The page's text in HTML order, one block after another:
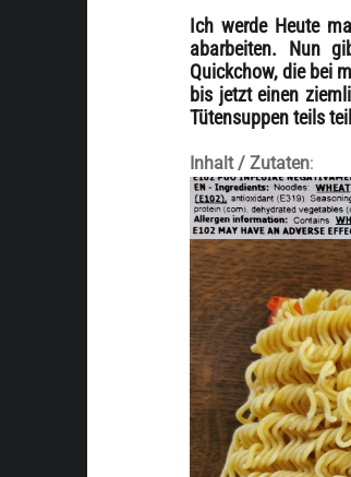
Ich werde Heute
abarbeiten. Nun
Quickchow, die bei
bis jetzt einen
Tütensuppen teils
Inhalt / Zutaten: